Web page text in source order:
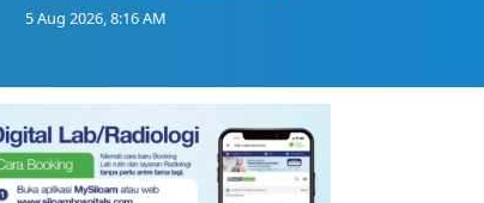
5 Aug 2026, 8:16 AM